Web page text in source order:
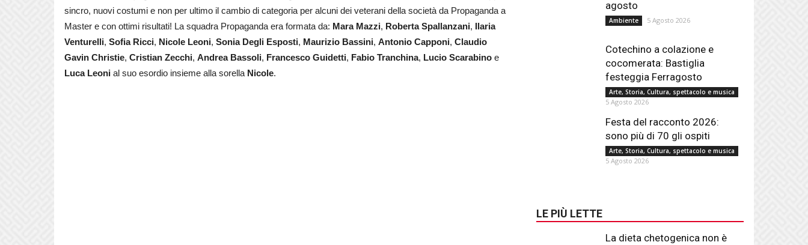
sincro, nuovi costumi e non per ultimo il cambio di categoria per alcuni dei veterani della società da Propaganda a
Master e con ottimi risultati! La squadra Propaganda era formata da: Mara Mazzi, Roberta Spallanzani, Ilaria
Venturelli,Sofia Ricci, Nicole Leoni,Sonia Degli Esposti, Maurizio Bassini,Antonio Capponi,Claudio
Gavin Christie,Cristian Zecchi,Andrea Bassoli, Francesco Guidetti, Fabio Tranchina, Lucio Scarabino e
Luca Leoni al suo esordio insieme alla sorella Nicole.
agosto
Ambiente 5 Agosto 2026
Cotechino a colazione e
cocomerata: Bastiglia
festeggia Ferragosto
Arte, Storia, Cultura, spettacolo e musica
5 Agosto 2026
Festa del racconto 2026:
sono più di 70 gli ospiti
Arte, Storia, Cultura, spettacolo e musica
5 Agosto 2026
LE PIÙ LETTE
La dieta chetogenica non è